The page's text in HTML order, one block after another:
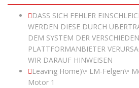
DASS SICH FEHLER
WERDEN DIESE DURCH
DEM SYSTEM DER
PLATTFORMANBIETER
WIR DARAUF HINWEISEN
Leaving Home)\• LM-Felgen\•
Motor 1